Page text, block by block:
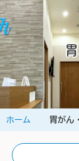
ホーム 胃がん